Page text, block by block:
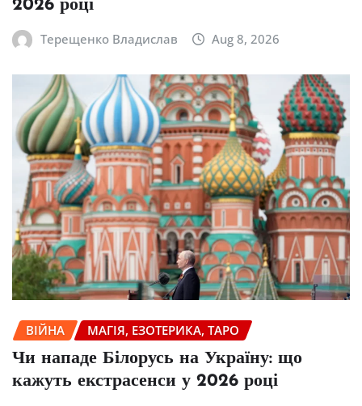
2026 році
Терещенко Владислав Aug 8, 2026
ВІЙНА МАГІЯ, ЕЗОТЕРИКА, ТАРО
Чи нападе Білорусь на Україну: що
кажуть екстрасенси у 2026 році